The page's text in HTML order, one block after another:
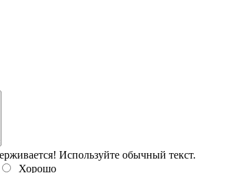
Используйте обычный текст.
Хорошо